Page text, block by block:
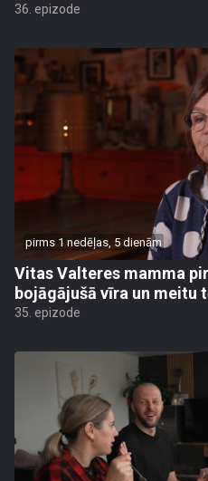
36. epizode
pirms 1 nedēļas, 5 dienām
Vitas Valteres mamma
bojāgājušā vīra un meitu
35. epizode